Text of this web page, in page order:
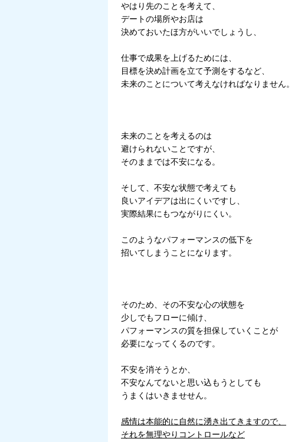
やはり先のことを考えて、
デートの場所やお店は
決めておいたほ方がいいでしょうし、
仕事で成果を上げるためには、
目標を決め計画を立て予測をするなど、
未来のことについて考えなければなりません。
未来のことを考えるのは
避けられないことですが、
そのままでは不安になる。
そして、不安な状態で考えても
良いアイデアは出にくいですし、
実際結果にもつながりにくい。
このようなパフォーマンスの低下を
招いてしまうことになります。
そのため、その不安な心の状態を
少しでもフローに傾け、
パフォーマンスの質を担保していくことが
必要になってくるのです。
不安を消そうとか、
不安なんてないと思い込もうとしても
うまくはいきませせん。
感情は本能的に自然に湧き出てきますので、
それを無理やりコントロールなど